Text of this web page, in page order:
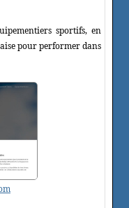
sportifs, en
pour performer dans